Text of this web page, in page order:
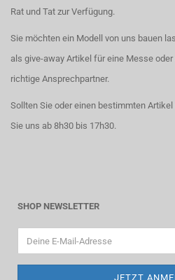
Rat und Tat zur Verfügung.
Sie möchten ein Modell von uns bauen
als give-away Artikel für eine Messe
richtige Ansprechpartner.
Sollten Sie oder einen bestimmten
Sie uns ab 8h30 bis 17h30.
SHOP NEWSLETTER